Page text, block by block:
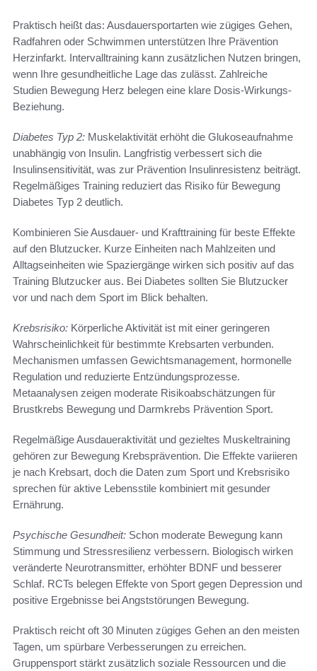
Praktisch heißt das: Ausdauersportarten wie zügiges Gehen,
Radfahren oder Schwimmen unterstützen Ihre Prävention
Herzinfarkt. Intervalltraining kann zusätzlichen Nutzen bringen,
wenn Ihre gesundheitliche Lage das zulässt. Zahlreiche
Studien Bewegung Herz belegen eine klare Dosis-Wirkungs-
Beziehung.
Diabetes Typ 2: Muskelaktivität erhöht die Glukoseaufnahme
unabhängig von Insulin. Langfristig verbessert sich die
Insulinsensitivität, was zur Prävention Insulinresistenz beiträgt.
Regelmäßiges Training reduziert das Risiko für Bewegung
Diabetes Typ 2 deutlich.
Kombinieren Sie Ausdauer- und Krafttraining für beste Effekte
auf den Blutzucker. Kurze Einheiten nach Mahlzeiten und
Alltagseinheiten wie Spaziergänge wirken sich positiv auf das
Training Blutzucker aus. Bei Diabetes sollten Sie Blutzucker
vor und nach dem Sport im Blick behalten.
Krebsrisiko: Körperliche Aktivität ist mit einer geringeren
Wahrscheinlichkeit für bestimmte Krebsarten verbunden.
Mechanismen umfassen Gewichtsmanagement, hormonelle
Regulation und reduzierte Entzündungsprozesse.
Metaanalysen zeigen moderate Risikoabschätzungen für
Brustkrebs Bewegung und Darmkrebs Prävention Sport.
Regelmäßige Ausdaueraktivität und gezieltes Muskeltraining
gehören zur Bewegung Krebsprävention. Die Effekte variieren
je nach Krebsart, doch die Daten zum Sport und Krebsrisiko
sprechen für aktive Lebensstile kombiniert mit gesunder
Ernährung.
Psychische Gesundheit: Schon moderate Bewegung kann
Stimmung und Stressresilienz verbessern. Biologisch wirken
veränderte Neurotransmitter, erhöhter BDNF und besserer
Schlaf. RCTs belegen Effekte von Sport gegen Depression und
positive Ergebnisse bei Angststörungen Bewegung.
Praktisch reicht oft 30 Minuten zügiges Gehen an den meisten
Tagen, um spürbare Verbesserungen zu erreichen.
Gruppensport stärkt zusätzlich soziale Ressourcen und die